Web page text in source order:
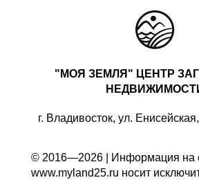
"МОЯ ЗЕМЛЯ" ЦЕНТР
г. Владивосток, ул.
© 2016—2026 | Информация на
www.myland25.ru носит